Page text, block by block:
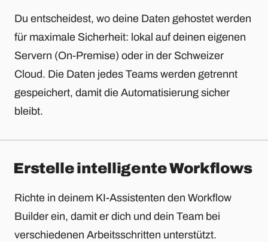
Du entscheidest, wo deine Daten gehostet werden
für maximale Sicherheit: lokal auf deinen eigenen
Servern (On-Premise) oder in der Schweizer
Cloud. Die Daten jedes Teams werden getrennt
gespeichert, damit die Automatisierung sicher
bleibt.
Erstelle intelligente Workflows
Richte in deinem KI-Assistenten den Workflow
Builder ein, damit er dich und dein Team bei
verschiedenen Arbeitsschritten unterstützt.